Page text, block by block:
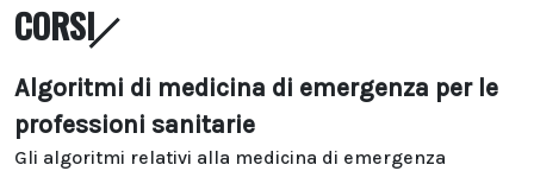
CORSI
Algoritmi di medicina di emergenza per le
professioni sanitarie
Gli algoritmi relativi alla medicina di emergenza